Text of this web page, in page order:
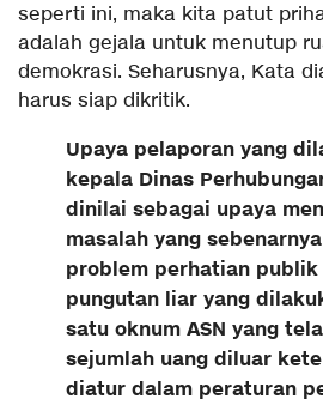
seperti ini, maka kita patut
adalah gejala untuk menutup
demokrasi. Seharusnya, Kata
harus siap dikritik.
Upaya pelaporan yang
kepala Dinas
dinilai sebagai upaya
masalah yang
problem perhatian publik
pungutan liar yang
satu oknum ASN yang
sejumlah uang diluar
diatur dalam peraturan